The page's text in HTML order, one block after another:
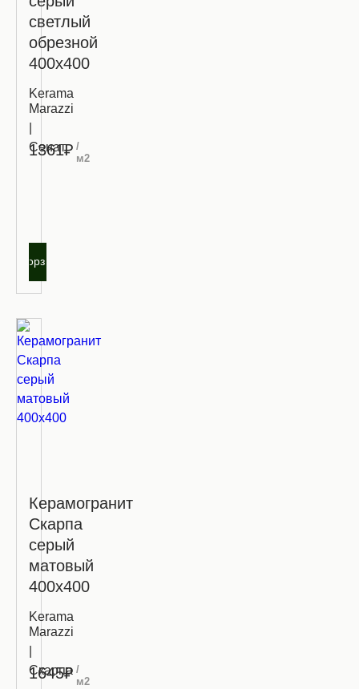
светлый
обрезной
400х400
Kerama
Marazzi
Сенат
1361₽ /
м2
В корзину
Керамогранит
Скарпа
серый
матовый
400х400
Kerama
Marazzi
Скарпа
1645₽ /
м2